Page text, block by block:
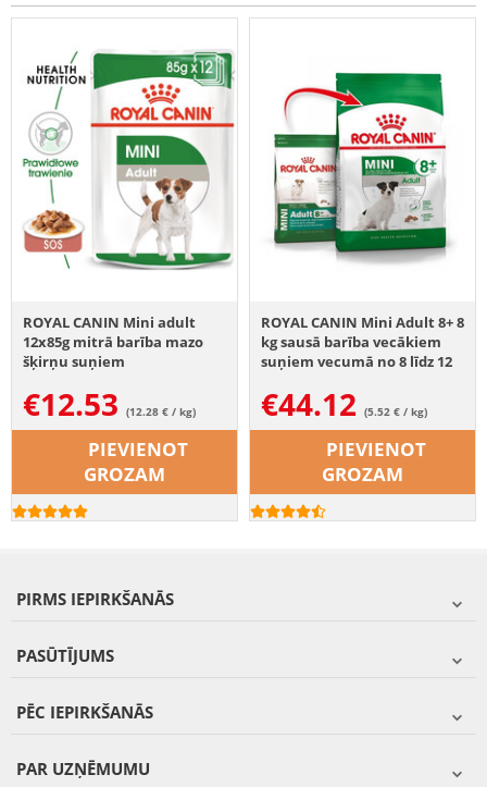
ROYAL CANIN Mini adult
12x85g mitrā barība mazo
šķirņu suņiem
€12.53 (12.28 € / kg)
PIEVIENOT
GROZAM
ROYAL CANIN Mini Adult 8+ 8
kg sausā barība vecākiem
suņiem vecumā no 8 līdz 12
€44.12 (5.52 € / kg)
PIEVIENOT
GROZAM
PIRMS IEPIRKŠANĀS
PASŪTĪJUMS
PĒC IEPIRKŠANĀS
PAR UZŅĒMUMU